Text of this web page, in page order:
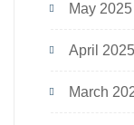
May 2025
April 2025
March